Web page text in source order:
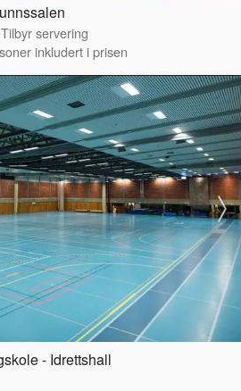
Tilbyr servering
inkludert i prisen
- Idrettshall